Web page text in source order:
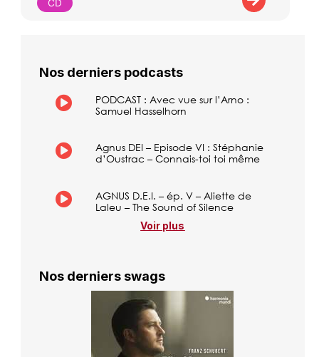
CD
Nos derniers podcasts
PODCAST : Avec vue sur l’Arno :
Samuel Hasselhorn
Agnus DEI – Episode VI : Stéphanie
d’Oustrac – Connais-toi toi même
AGNUS D.E.I. – ép. V – Aliette de
Laleu – The Sound of Silence
Voir plus
Nos derniers swags